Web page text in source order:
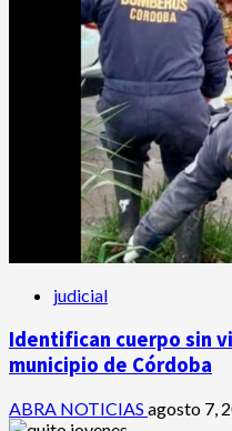
judicial
Identifican cuerpo sin
municipio de Córdoba
ABRA NOTICIAS agosto 7,